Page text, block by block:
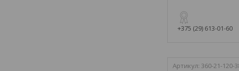
+375 (29) 613-01-60
360-21-120-